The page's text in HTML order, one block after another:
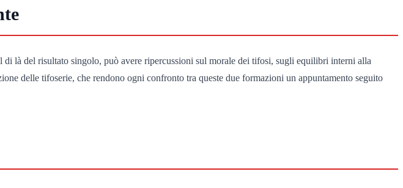
là del risultato singolo, può avere ripercussioni sul morale dei tifosi, sugli equilibri interni alla
delle tifoserie, che rendono ogni confronto tra queste due formazioni un appuntamento seguito